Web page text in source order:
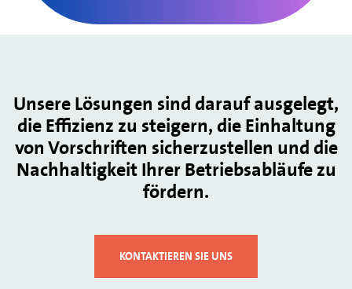
Unsere Lösungen sind darauf ausgelegt,
die Effizienz zu steigern, die Einhaltung
von Vorschriften sicherzustellen und die
Nachhaltigkeit Ihrer Betriebsabläufe zu
fördern.
KONTAKTIEREN SIE UNS